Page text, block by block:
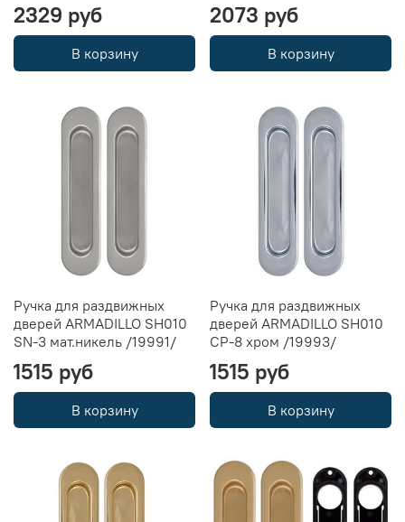
2329 руб
В корзину
2073 руб
В корзину
Ручка для раздвижных
дверей ARMADILLO SH010
SN-3 мат.никель /19991/
1515 руб
В корзину
Ручка для раздвижных
дверей ARMADILLO SH010
CP-8 хром /19993/
1515 руб
В корзину